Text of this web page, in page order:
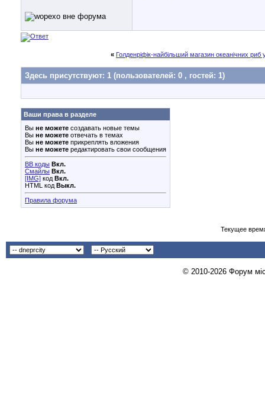
« Голденріфік-найбільший магазин океанічних риб
Здесь присутствуют: 1 (пользователей: 0 , гостей: 1)
Ваши права в разделе
Вы не можете создавать новые темы
Вы не можете отвечать в темах
Вы не можете прикреплять вложения
Вы не можете редактировать свои сообщения
BB коды Вкл.
Смайлы Вкл.
[IMG] код Вкл.
HTML код Выкл.
Правила форума
Текущее
© 2010-2026 Форум